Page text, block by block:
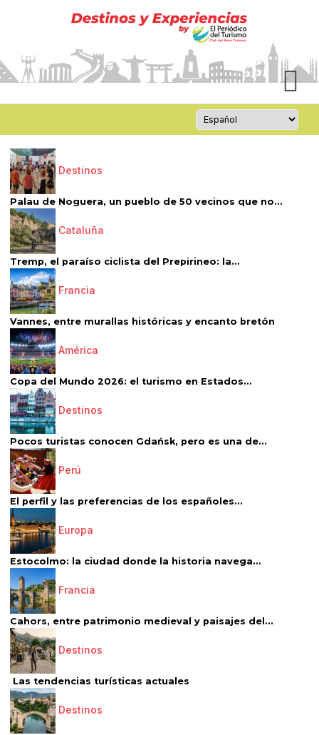
Destinos
Palau de Noguera, un pueblo de 50 vecinos que no...
Cataluña
Tremp, el paraíso ciclista del Prepirineo: la...
Francia
Vannes, entre murallas históricas y encanto bretón
América
Copa del Mundo 2026: el turismo en Estados...
Destinos
Pocos turistas conocen Gdańsk, pero es una de...
Perú
El perfil y las preferencias de los españoles...
Europa
Estocolmo: la ciudad donde la historia navega...
Francia
Cahors, entre patrimonio medieval y paisajes del...
Destinos
Las tendencias turísticas actuales
Destinos